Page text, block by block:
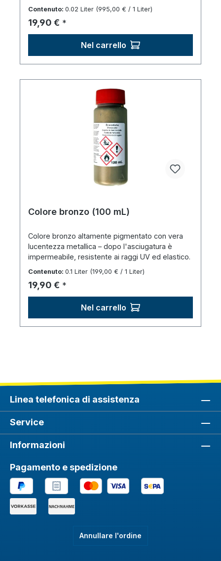
Contenuto: 0.02 Liter (995,00 € / 1 Liter)
Prezzo normale:
19,90 € *
Nel carrello
Colore bronzo (100 mL)
Colore bronzo altamente pigmentato con vera
lucentezza metallica – dopo l'asciugatura è
impermeabile, resistente ai raggi UV ed elastico.
Contenuto: 0.1 Liter (199,00 € / 1 Liter)
Prezzo normale:
19,90 € *
Nel carrello
Linea telefonica di assistenza
Service
Informazioni
Pagamento e spedizione
Annullare l'ordine